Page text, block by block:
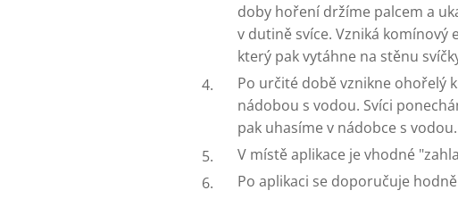
doby hoření držíme palcem a
v dutině svíce. Vzniká komínový
který pak vytáhne na stěnu
Po určité době vznikne ohořelý
nádobou s vodou. Svíci
pak uhasíme v nádobce s vodou.
V místě aplikace je vhodné
Po aplikaci se doporučuje